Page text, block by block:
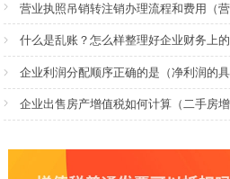
营业执照吊销转注销办理流程和费用（
什么是乱账？怎么样整理好企业财务上
企业利润分配顺序正确的是（净利润的具
企业出售房产增值税如何计算（二手房增